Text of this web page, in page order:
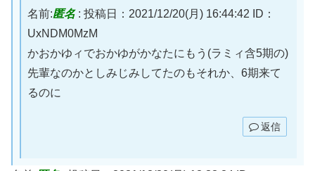
名前:匿名: 投稿日：2021/12/20(月) 16:44:42
ID：
UxNDM0MzM
かおかゆィでおかゆがかなたにもう(ラミィ含5期の)
先輩なのかとしみじみしてたのもそれか、6期来て
るのに
返信